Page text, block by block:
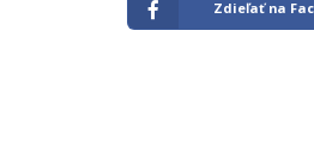
Zdieľať na